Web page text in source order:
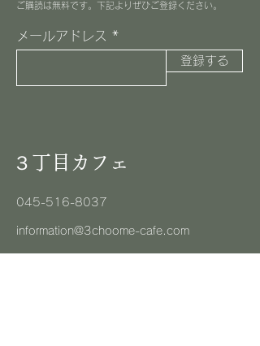
​ご購読は無料です。下記よりぜひご登録ください。
メールアドレス
登録する
３丁目カフェ
045-516-8037
information@3choome-cafe.com